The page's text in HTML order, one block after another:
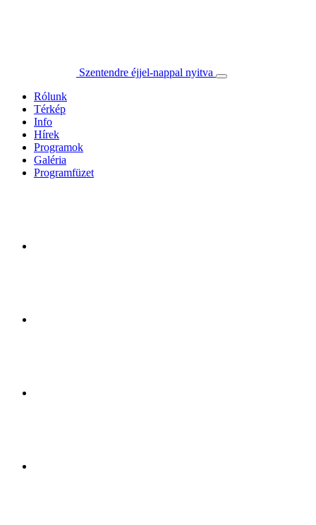
Szentendre éjjel-nappal nyitva
Rólunk
Térkép
Info
Hírek
Programok
Galéria
Programfüzet